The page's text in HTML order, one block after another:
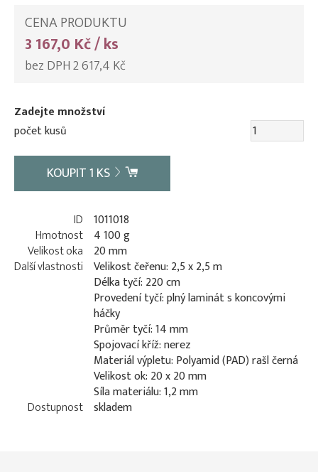
CENA PRODUKTU
3 167,0 Kč / ks
bez DPH 2 617,4 Kč
Zadejte množství
počet kusů
KOUPIT1 KS
ID 1011018
Hmotnost 4 100 g
Velikost oka
20 mm
Další vlastnosti Velikost čeřenu: 2,5 x 2,5 m
Délka tyčí: 220 cm
Provedení tyčí: plný laminát s koncovými
háčky
Průměr tyčí: 14 mm
Spojovací kříž: nerez
Materiál výpletu: Polyamid (PAD) rašl černá
Velikost ok: 20 x 20 mm
Síla materiálu: 1,2 mm
Dostupnost skladem